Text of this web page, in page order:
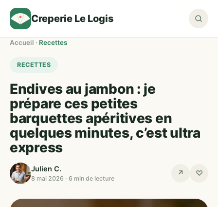
Creperie Le Logis
Accueil · Recettes
RECETTES
Endives au jambon : je
prépare ces petites
barquettes apéritives en
quelques minutes, c’est ultra
express
Julien C.
8 mai 2026 · 6 min de lecture
↗ ♡